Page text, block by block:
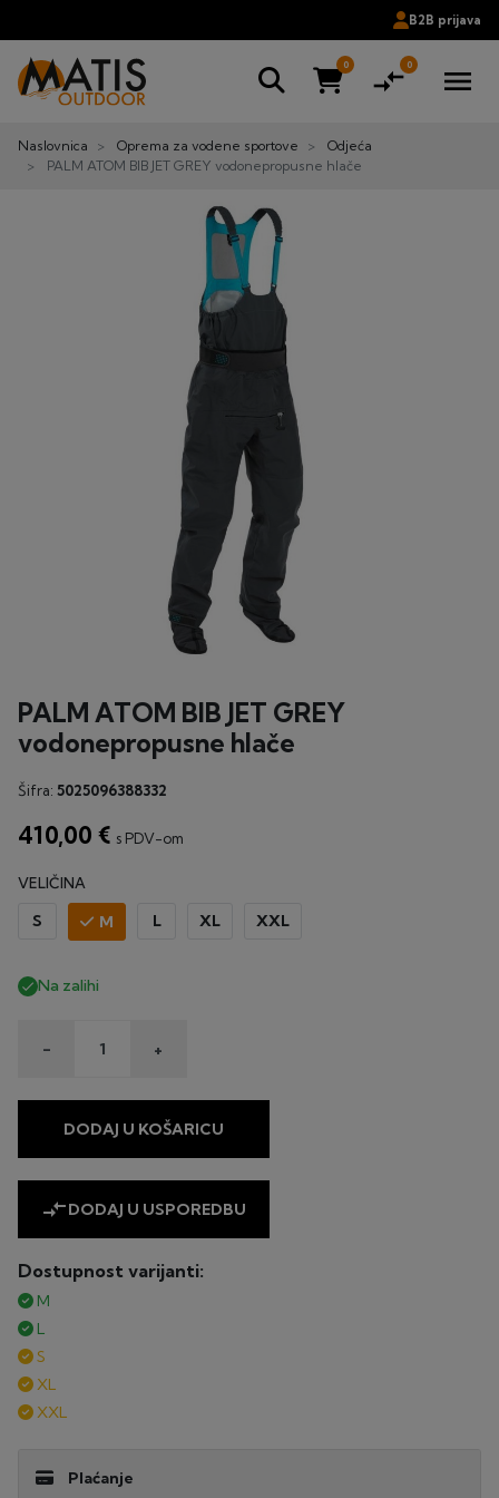
B2B prijava
0 compare_arrows0 menu
Naslovnica Oprema za vodene sportove
Odjeća
PALM ATOM BIB JET GREY vodonepropusne hlače
PALM ATOM BIB JET GREY
vodonepropusne hlače
Šifra: 5025096388332
410,00 € s PDV-om
VELIČINA
S M L XL XXL
 Na zalihi
- +
DODAJ U KOŠARICU
compare_arrowsDODAJ U USPOREDBU
Dostupnost varijanti:
M
L
S
XL
XXL
Plaćanje